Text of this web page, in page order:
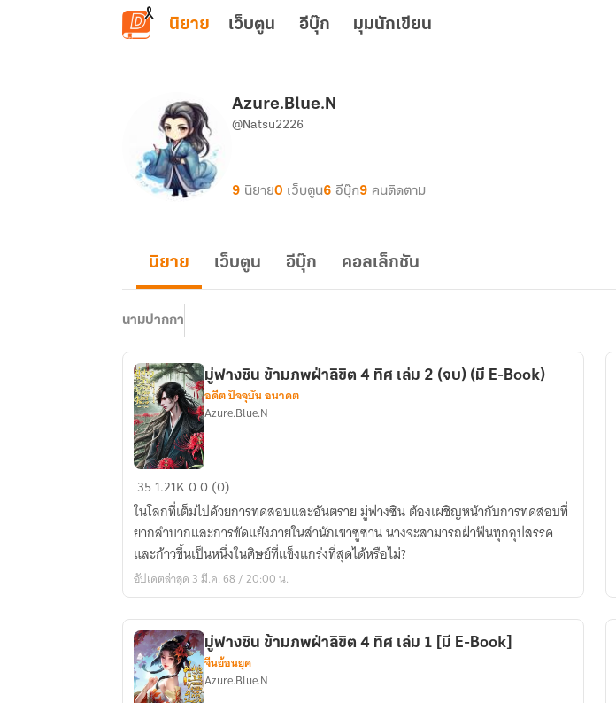
ข้ามไปยังเนื้อหาหลัก
นิยาย เว็บตูน อีบุ๊ก มุมนักเขียน
Azure.Blue.N
@Natsu2226
9 นิยาย0 เว็บตูน6 อีบุ๊ก9 คนติดตาม
นิยาย เว็บตูน อีบุ๊ก คอลเล็กชัน
นามปากกา
มู่
ฟาง
ซิน
ข้าม
ภพ
ฝ่า
4
ทิศ
เล่ม
2
มู่ฟางซิน ข้ามภพฝ่าลิขิต 4 ทิศ เล่ม 2 (จบ) (มี E-Book)
อดีต ปัจจุบัน อนาคต
Azure.Blue.N
35 1.21K00 (0)
ในโลกที่เต็มไปด้วยการทดสอบและอันตราย มู่ฟางซิน ต้องเผชิญหน้ากับการทดสอบที่
ยากลำบากและการขัดแย้งภายในสำนักเขาซูซาน นางจะสามารถฝ่าฟันทุกอุปสรรค
และก้าวขึ้นเป็นหนึ่งในศิษย์ที่แข็งแกร่งที่สุดได้หรือไม่?
อัปเดตล่าสุด 3 มี.ค. 68 / 20:00 น.
มู่ฟางซิน ข้ามภพฝ่าลิขิต 4 ทิศ เล่ม 1 [มี E-Book]
จีนย้อนยุค
Azure.Blue.N